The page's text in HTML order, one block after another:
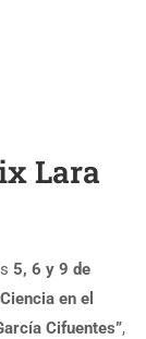
Lara
5, 6 y 9 de
en el
Cifuentes”,